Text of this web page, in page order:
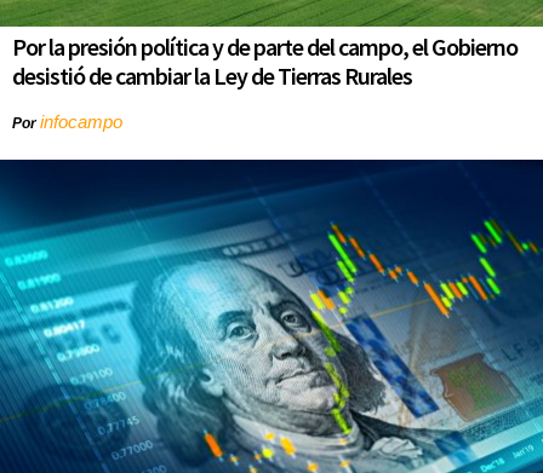
Por la presión política y de parte del campo, el Gobierno
desistió de cambiar la Ley de Tierras Rurales
Porinfocampo